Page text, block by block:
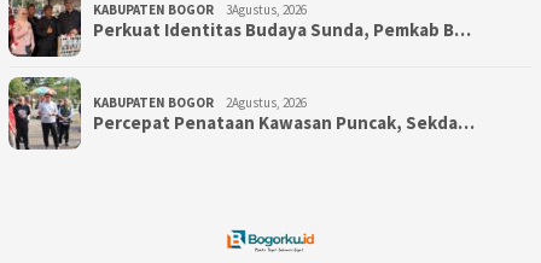
KABUPATEN BOGOR 3Agustus, 2026
Perkuat Identitas Budaya Sunda, Pemkab B…
KABUPATEN BOGOR 2Agustus, 2026
‎Percepat Penataan Kawasan Puncak, Sekda…